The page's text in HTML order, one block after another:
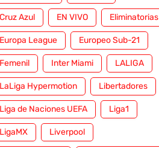
Cruz Azul EN VIVO Eliminatorias
Europa League Europeo Sub-21
Femenil Inter Miami LALIGA
LaLiga Hypermotion Libertadores
Liga de Naciones UEFA Liga1
LigaMX Liverpool